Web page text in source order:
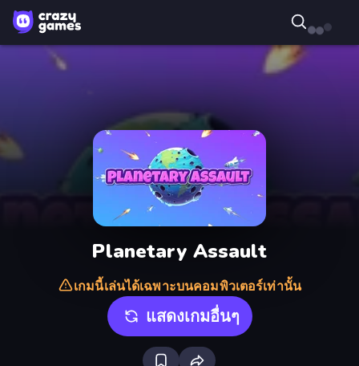
Planetary Assault
เกมนี้เล่นได้เฉพาะบนคอมพิวเตอร์เท่านั้น
แสดงเกมอื่นๆ